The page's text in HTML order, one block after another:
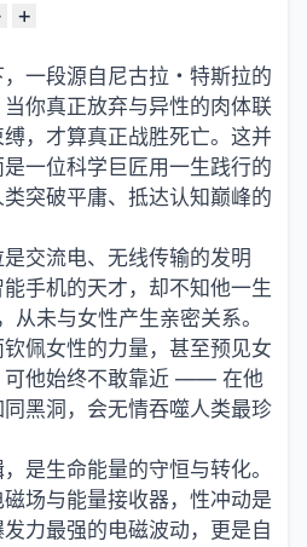
+
一段源自尼古拉・特斯拉的
当你真正放弃与异性的肉体联
，才算真正战胜死亡。这并
一位科学巨匠用一生践行的
突破平庸、抵达认知巅峰的
交流电、无线传输的发明
手机的天才，却不知他一生
从未与女性产生亲密关系。
佩女性的力量，甚至预见女
可他始终不敢靠近 —— 在他
黑洞，会无情吞噬人类最珍
是生命能量的守恒与转化。
场与能量接收器，性冲动是
力最强的电磁波动，更是自